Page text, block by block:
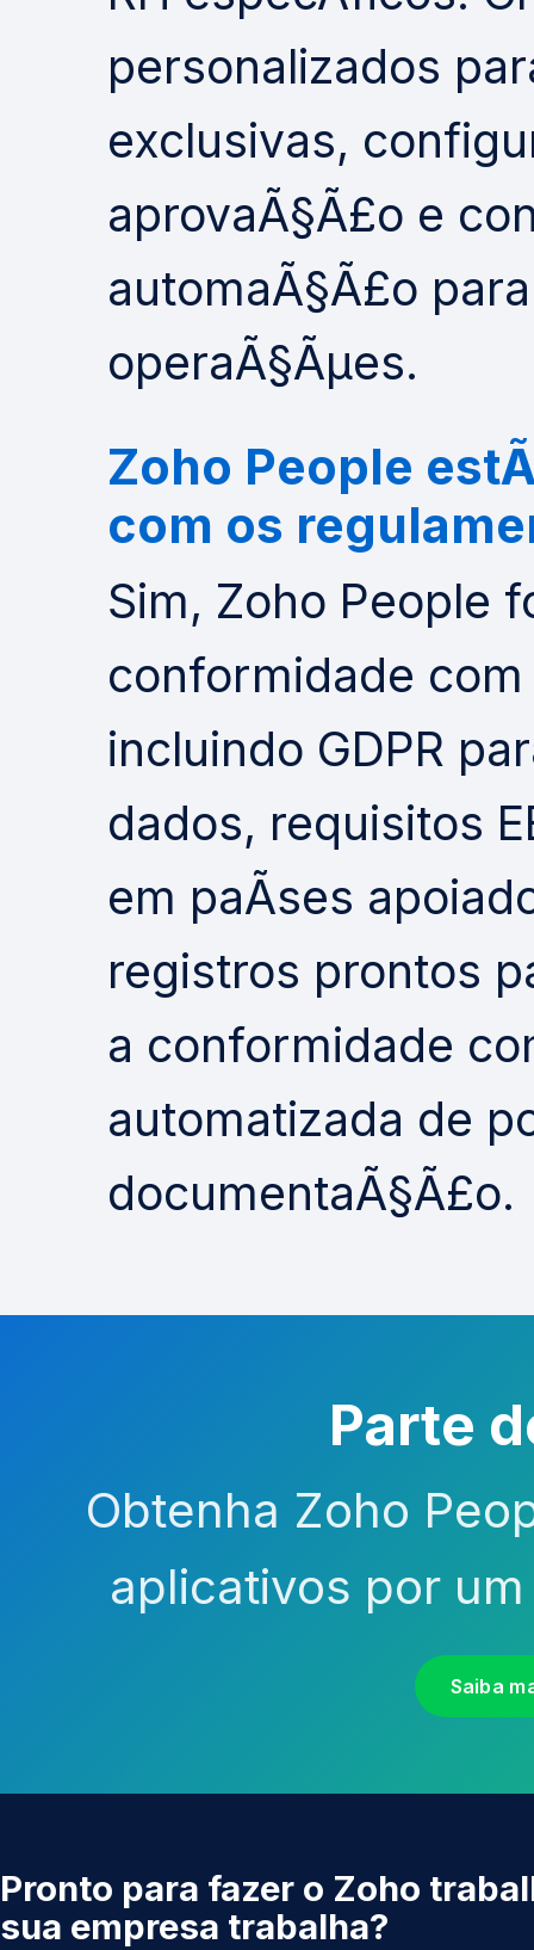
personalizados
exclusivas,
aprovaÃ§Ã£o e
automaÃ§Ã£o
operaÃ§Ãµes.
Zoho People
com os
Sim, Zoho People
conformidade
incluindo GDPR
dados, requisitos
em paÃ­ses
registros prontos
a conformidade
automatizada de
documentaÃ§Ã£o.
Parte
Obtenha Zoho
aplicativos por
Saiba
Pronto para fazer o Zoho
sua empresa trabalha?